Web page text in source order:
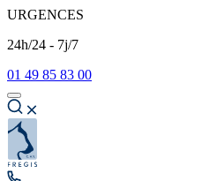
URGENCES
24h/24 - 7j/7
01 49 85 83 00